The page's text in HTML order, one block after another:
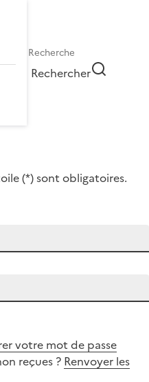
Rechercher
(*) sont obligatoires.
votre mot de passe
reçues ? Renvoyer les